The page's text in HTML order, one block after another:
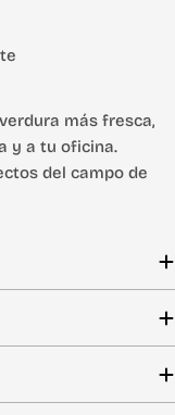
más fresca,
y a tu oficina.
del campo de